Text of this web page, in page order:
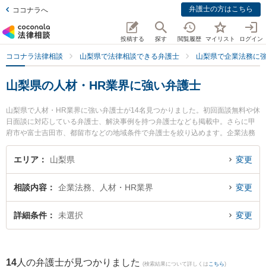
ココナラへ 弁護士の方はこちら
投稿する 探す 閲覧履歴 マイリスト ログイン
ココナラ法律相談 山梨県で法律相談できる弁護士 山梨県で企業法務に
山梨県の人材・HR業界に強い弁護士
山梨県で人材・HR業界に強い弁護士が14名見つかりました。初回面談無料や休
日面談に対応している弁護士、解決事例を持つ弁護士なども掲載中。さらに甲
府市や富士吉田市、都留市などの地域条件で弁護士を絞り込めます。企業法務
に関係する顧問弁護士契約や契約書作成・リーガルチェック、雇用契約書・就
業規則作成等の細かな分野での絞り込み検索もでき便利です。特に永淵総合法
強みなどが注目されています。『山梨県で土日や夜間に発生した人材・HR業界
のトラブルを今すぐに弁護士に相談したい』『人材・HR業界のトラブル解決の
実績豊富な近くの弁護士を検索したい』『初回相談無料で人材・HR業界を法律
エリア 山梨県 変更
相談内容 企業法務、人材・HR業界 変更
詳細条件 未選択 変更
14 人の弁護士が見つかりました (検索結果について詳しくは こちら)